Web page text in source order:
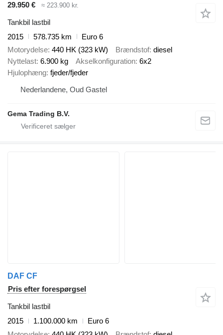
29.950 € ≈ 223.900 kr.
Tankbil lastbil
2015
578.735 km
Euro 6
Motorydelse 440 HK (323 kW) Brændstof diesel
Nyttelast 6.900 kg Akselkonfiguration 6x2
Hjulophæng fjeder/fjeder
Nederlandene, Oud Gastel
Gema Trading B.V.
DAF CF
Pris efter forespørgsel
Tankbil lastbil
2015
1.100.000 km
Euro 6